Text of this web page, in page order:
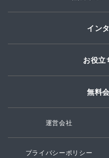
イン
お役立
無料
運営会社
プライバシーポリシー